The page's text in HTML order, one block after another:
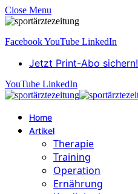
Close Menu
FacebookYouTube LinkedIn
Jetzt Print-Abo sichern!
YouTube LinkedIn
Home
Artikel
Therapie
Training
Operation
Ernährung